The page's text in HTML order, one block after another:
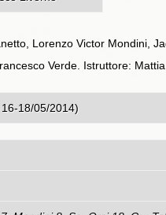
Lorenzo Victor Mondini,
Verde. Istruttore: Mattia
18/05/2014)
Sancat